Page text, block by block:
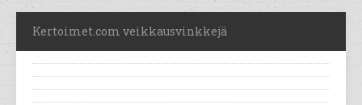
Kertoimet.com veikkausvinkkejä